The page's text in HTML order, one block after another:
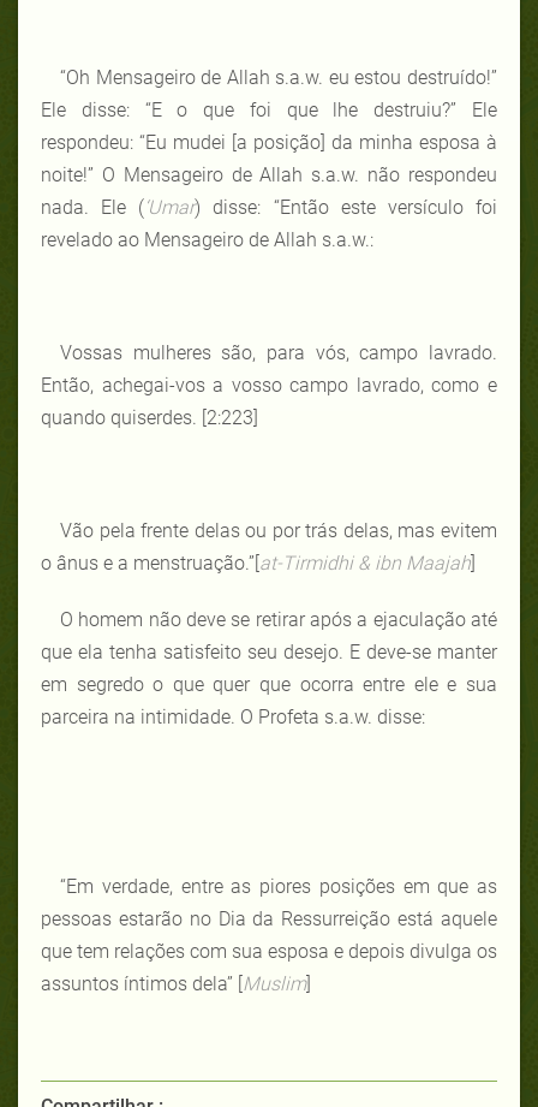
“Oh Mensageiro de Allah s.a.w. eu estou destruído!”
Ele disse: “E o que foi que lhe destruiu?” Ele
respondeu: “Eu mudei [a posição] da minha esposa à
noite!” O Mensageiro de Allah s.a.w. não respondeu
nada. Ele (‘Umar) disse: “Então este versículo foi
revelado ao Mensageiro de Allah s.a.w.:
Vossas mulheres são, para vós, campo lavrado.
Então, achegai-vos a vosso campo lavrado, como e
quando quiserdes. [2:223]
Vão pela frente delas ou por trás delas, mas evitem
o ânus e a menstruação.”[at-Tirmidhi & ibn Maajah]
O homem não deve se retirar após a ejaculação até
que ela tenha satisfeito seu desejo. E deve-se manter
em segredo o que quer que ocorra entre ele e sua
parceira na intimidade. O Profeta s.a.w. disse:
“Em verdade, entre as piores posições em que as
pessoas estarão no Dia da Ressurreição está aquele
que tem relações com sua esposa e depois divulga os
assuntos íntimos dela” [Muslim]